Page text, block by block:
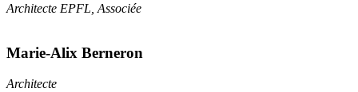
Architecte EPFL, Associée
Marie-Alix Berneron
Architecte